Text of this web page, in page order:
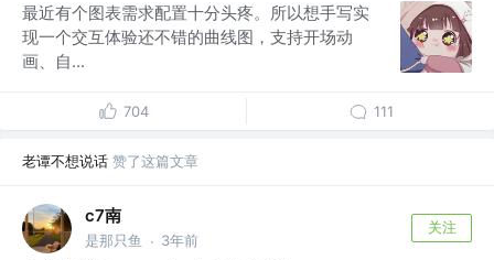
最近有个图表需求配置十分头疼。所以想手写实
现一个交互体验还不错的曲线图，支持开场动
画、自...
704 111
老谭不想说话 赞了这篇文章
c7南
是那只鱼 · 3年前
关注